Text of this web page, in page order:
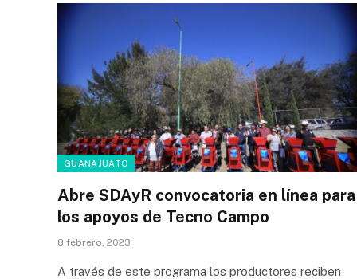
GUANAJUATO
Abre SDAyR convocatoria en línea para
los apoyos de Tecno Campo
8 febrero, 2023
A través de este programa los productores reciben